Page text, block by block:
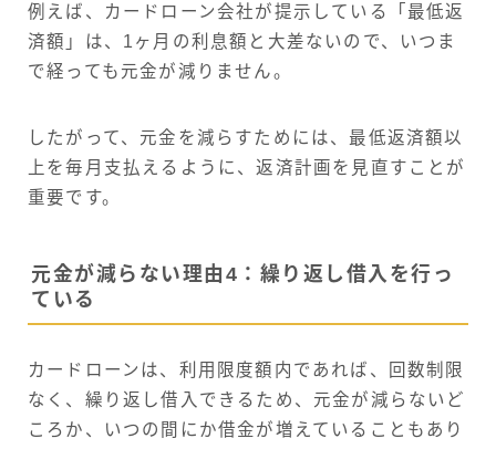
例えば、カードローン会社が提示している「最低返
済額」は、1ヶ月の利息額と大差ないので、いつま
で経っても元金が減りません。
したがって、元金を減らすためには、最低返済額以
上を毎月支払えるように、返済計画を見直すことが
重要です。
元金が減らない理由4：繰り返し借入を行っ
ている
カードローンは、利用限度額内であれば、回数制限
なく、繰り返し借入できるため、元金が減らないど
ころか、いつの間にか借金が増えていることもあり